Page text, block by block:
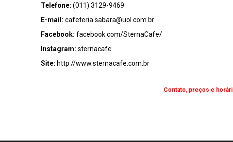
Telefone: (011) 3129-9469
E-mail: cafeteria.sabara@uol.com.br
Facebook: facebook.com/SternaCafe/
Instagram: sternacafe
Site: http://www.sternacafe.com.br
Contato, preços e